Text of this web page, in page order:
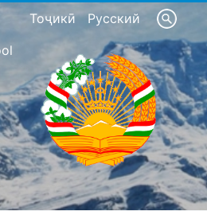
Тоҷикӣ Русский